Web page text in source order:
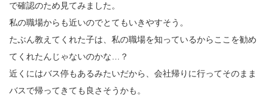
で確認のため見てみました。
私の職場からも近いのでとてもいきやすそう。
たぶん教えてくれた子は、私の職場を知っているからここを勧め
てくれたんじゃないのかな…？
近くにはバス停もあるみたいだから、会社帰りに行ってそのまま
バスで帰ってきても良さそうかも。